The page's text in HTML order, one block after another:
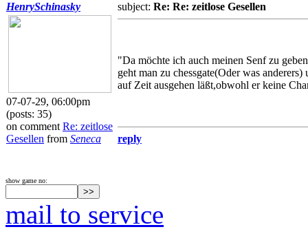
HenrySchinasky
07-07-29, 06:00pm
(posts: 35)
on comment Re: zeitlose
Gesellen from Seneca
subject: Re: Re: zeitlose Gesellen
"Da möchte ich auch meinen Senf zu
geht man zu chessgate(Oder was
auf Zeit ausgehen läßt,obwohl er keine
reply
show game no:
mail to service